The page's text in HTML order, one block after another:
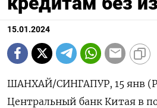
15.01.2024
ШАНХАЙ/СИНГАПУР, 15 янв
Центральный банк Китая в